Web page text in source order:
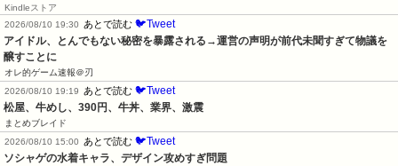
Kindleストア
2026/08/10 19:30
あとで読む 🐦Tweet
アイドル、とんでもない秘密を暴露される→運営の声明が前代未聞すぎて物議を
醸すことに
オレ的ゲーム速報＠刃
2026/08/10 19:19
あとで読む 🐦Tweet
松屋、牛めし、390円、牛丼、業界、激震
まとめブレイド
2026/08/10 15:00
あとで読む 🐦Tweet
ソシャゲの水着キャラ、デザイン攻めすぎ問題